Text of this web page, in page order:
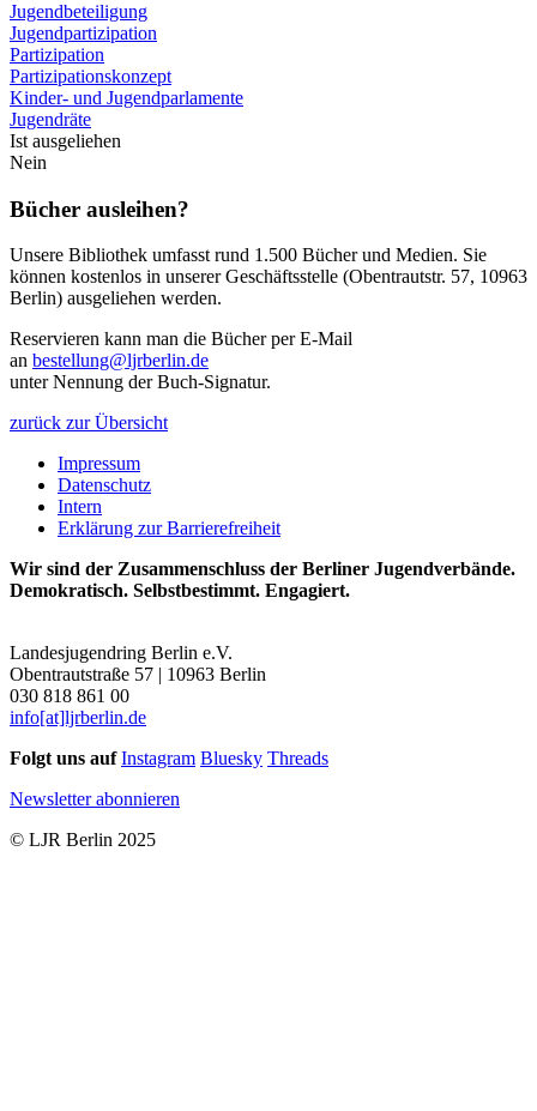
Jugendbeteiligung
Jugendpartizipation
Partizipation
Partizipationskonzept
Kinder- und Jugendparlamente
Jugendräte
Ist ausgeliehen
Nein
Bücher ausleihen?
Unsere Bibliothek umfasst rund 1.500 Bücher und Medien. Sie
können kostenlos in unserer Geschäftsstelle (Obentrautstr. 57, 10963
Berlin) ausgeliehen werden.
Reservieren kann man die Bücher per E-Mail
an bestellung@ljrberlin.de
unter Nennung der Buch-Signatur.
zurück zur Übersicht
Impressum
Datenschutz
Intern
Erklärung zur Barrierefreiheit
Wir sind der Zusammenschluss der Berliner Jugendverbände.
Demokratisch. Selbstbestimmt. Engagiert.
Landesjugendring Berlin e.V.
Obentrautstraße 57 | 10963 Berlin
030 818 861 00
info[at]ljrberlin.de
Folgt uns auf Instagram Bluesky Threads
Newsletter abonnieren
© LJR Berlin 2025